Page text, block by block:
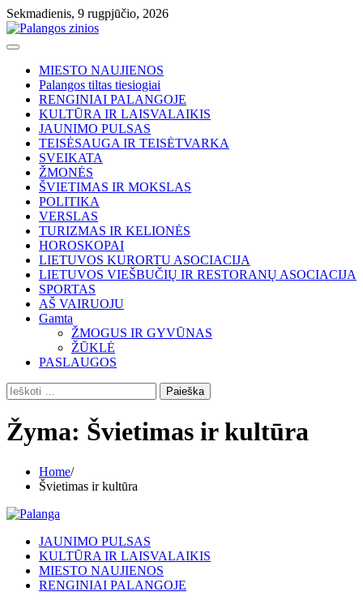
Skip
to
content
Sekmadienis, 9 rugpjūčio, 2026
MIESTO NAUJIENOS
Palangos tiltas tiesiogiai
RENGINIAI PALANGOJE
KULTŪRA IR LAISVALAIKIS
JAUNIMO PULSAS
TEISĖSAUGA IR TEISĖTVARKA
SVEIKATA
ŽMONĖS
ŠVIETIMAS IR MOKSLAS
POLITIKA
VERSLAS
TURIZMAS IR KELIONĖS
HOROSKOPAI
LIETUVOS KURORTU ASOCIACIJA
LIETUVOS VIEŠBUČIŲ IR RESTORANŲ ASOCIACIJA
SPORTAS
AŠ VAIRUOJU
Gamta
ŽMOGUS IR GYVŪNAS
ŽŪKLĖ
PASLAUGOS
Ieškoti:
Žyma: Švietimas ir kultūra
Home
Švietimas ir kultūra
JAUNIMO PULSAS
KULTŪRA IR LAISVALAIKIS
MIESTO NAUJIENOS
RENGINIAI PALANGOJE